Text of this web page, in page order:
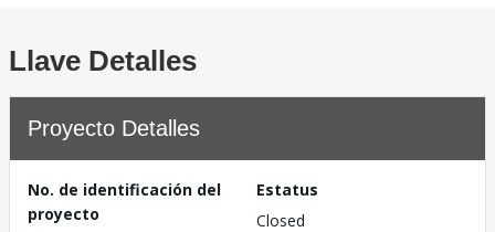
Llave Detalles
Proyecto Detalles
No. de identificación del
proyecto
Estatus
Closed